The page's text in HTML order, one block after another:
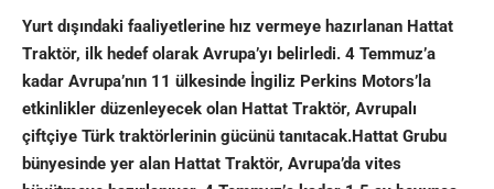
Yurt dışındaki faaliyetlerine hız vermeye hazırlanan Hattat
Traktör, ilk hedef olarak Avrupa’yı belirledi. 4 Temmuz’a
kadar Avrupa’nın 11 ülkesinde İngiliz Perkins Motors’la
etkinlikler düzenleyecek olan Hattat Traktör, Avrupalı
çiftçiye Türk traktörlerinin gücünü tanıtacak.Hattat Grubu
bünyesinde yer alan Hattat Traktör, Avrupa’da vites